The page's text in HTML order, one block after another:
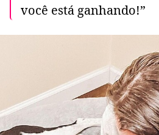
você está ganhando!”